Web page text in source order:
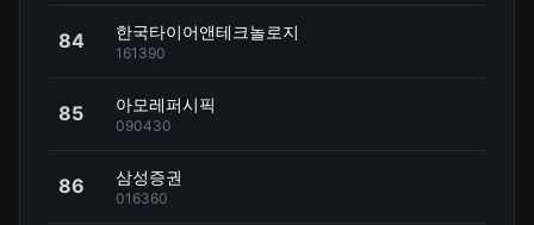
84 한국타이어앤테크놀로지
161390
85 아모레퍼시픽
090430
86 삼성증권
016360